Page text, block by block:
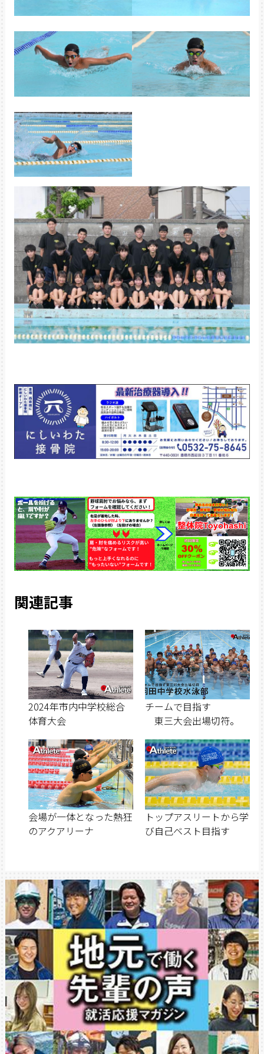
関連記事
2024年市内中学校総合
体育大会
チームで目指す
東三大会出場切符。
会場が一体となった熱狂
のアクアリーナ
トップアスリートから学
び自己ベスト目指す